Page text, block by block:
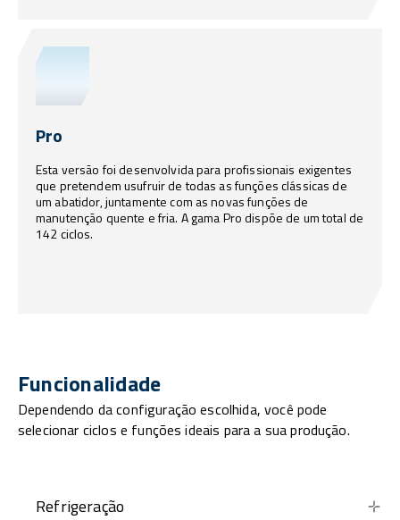
Pro
Esta versão foi desenvolvida para profissionais exigentes
que pretendem usufruir de todas as funções clássicas de
um abatidor, juntamente com as novas funções de
manutenção quente e fria. A gama Pro dispõe de um total de
142 ciclos.
Funcionalidade
Dependendo da configuração escolhida, você pode
selecionar ciclos e funções ideais para a sua produção.
Refrigeração